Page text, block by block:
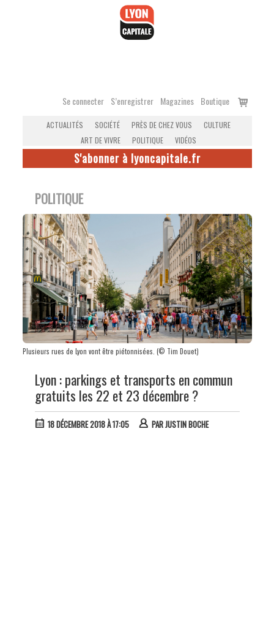
Se connecter S’enregistrer Magazines Boutique
Voir
ACTUALITÉS SOCIÉTÉ PRÈS DE CHEZ VOUS
CULTURE
ART DE VIVRE
POLITIQUE VIDÉOS
S'abonner à lyoncapitale.fr
POLITIQUE
Plusieurs rues de Lyon vont être piétonnisées. (© Tim Douet)
Lyon : parkings et transports en commun
gratuits les 22 et 23 décembre ?
18 DÉCEMBRE 2018 À 17:05 PARJUSTIN BOCHE